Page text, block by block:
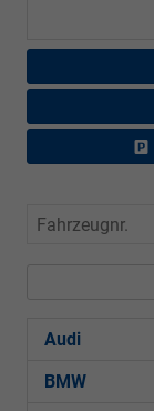
Fahrzeugnr.
Audi
BMW